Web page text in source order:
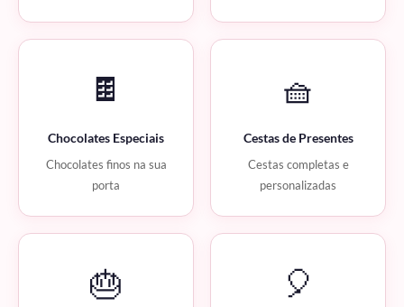
🍫
Chocolates Especiais
Chocolates finos na sua
porta
🧺
Cestas de Presentes
Cestas completas e
personalizadas
🎂 🎈